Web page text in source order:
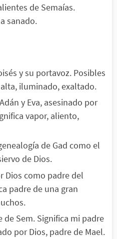
de Semaías.
sanado.
y su portavoz. Posibles
iluminado, exaltado.
y Eva, asesinado por
vapor, aliento,
de Gad como el
de Dios.
Dios como padre del
padre de una gran
de Sem. Significa mi padre
por Dios, padre de Mael.